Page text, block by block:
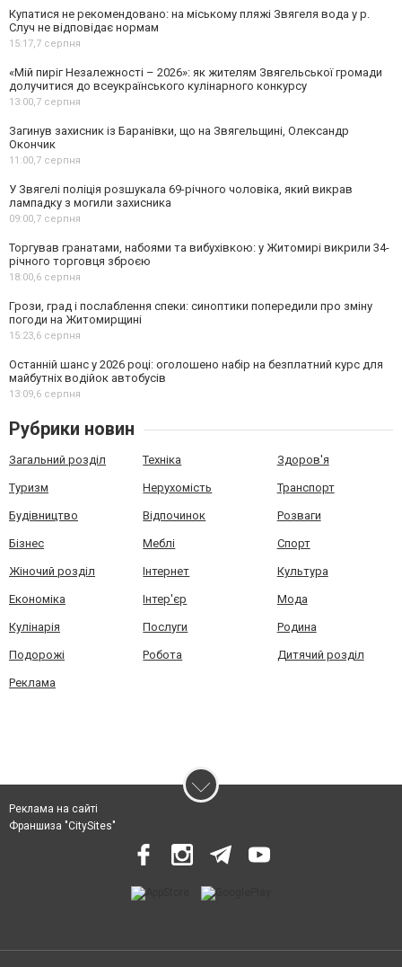
Купатися не рекомендовано: на міському пляжі Звягеля вода у р.
Случ не відповідає нормам
15:17, 7 серпня
«Мій пиріг Незалежності – 2026»: як жителям Звягельської громади
долучитися до всеукраїнського кулінарного конкурсу
13:00, 7 серпня
Загинув захисник із Баранівки, що на Звягельщині, Олександр
Окончик
11:00, 7 серпня
У Звягелі поліція розшукала 69-річного чоловіка, який викрав
лампадку з могили захисника
09:00, 7 серпня
Торгував гранатами, набоями та вибухівкою: у Житомирі викрили 34-
річного торговця зброєю
18:00, 6 серпня
Грози, град і послаблення спеки: синоптики попередили про зміну
погоди на Житомирщині
15:23, 6 серпня
Останній шанс у 2026 році: оголошено набір на безплатний курс для
майбутніх водійок автобусів
13:09, 6 серпня
Рубрики новин
Загальний розділ Техніка Здоров'я
Туризм Нерухомість Транспорт
Будівництво Відпочинок Розваги
Бізнес Меблі Спорт
Жіночий розділ Інтернет Культура
Економіка Інтер'єр Мода
Кулінарія Послуги Родина
Подорожі Робота Дитячий розділ
Реклама
Реклама на сайті
Франшиза "CitySites"